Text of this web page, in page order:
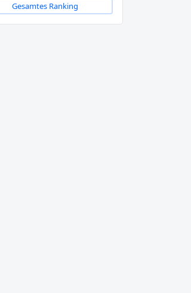
Gesamtes Ranking